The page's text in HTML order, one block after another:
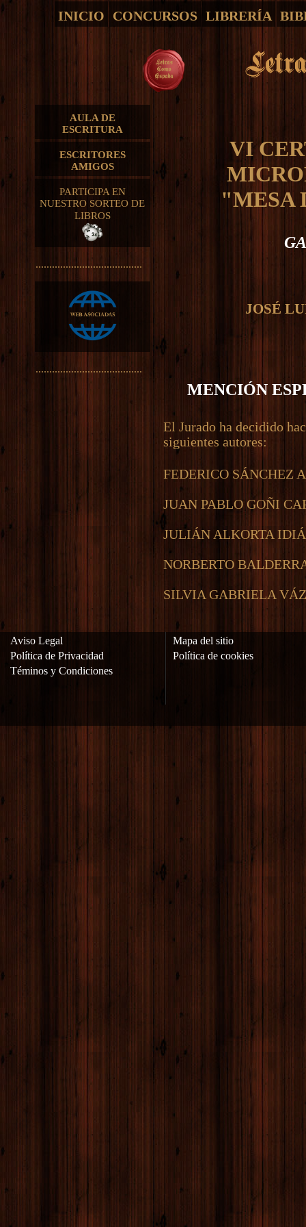
INICIO CONCURSOS LIBRERÍA
AULA DE
ESCRITURA
ESCRITORES
AMIGOS
PARTICIPA EN
NUESTRO SORTEO DE
LIBROS
.......................................
.......................................
VI
"MESA
JOSÉ
MENCIÓN
El Jurado ha decidido
siguientes autores:
FEDERICO SÁNCHEZ
JUAN PABLO GOÑI
JULIÁN ALKORTA
NORBERTO
SILVIA GABRIELA
Aviso Legal
Política de Privacidad
Téminos y Condiciones
Mapa del sitio
Política de cookies